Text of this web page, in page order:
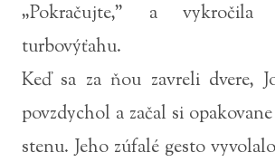
„Pokračujte,” a
turbovýťahu.
Keď sa za ňou zavreli dvere,
povzdychol a začal si
stenu. Jeho zúfalé gesto